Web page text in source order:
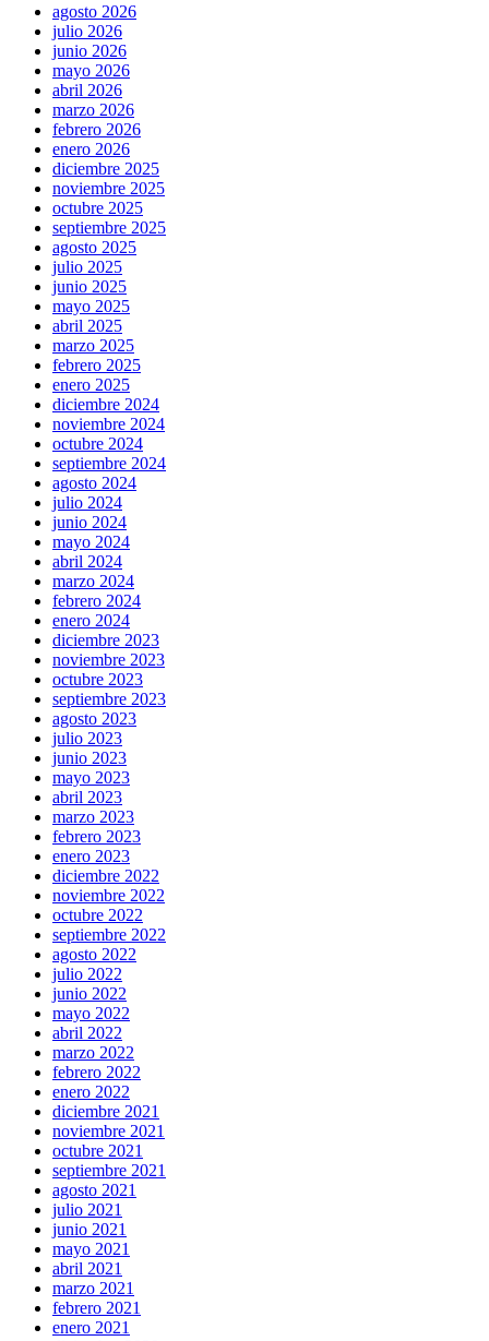
agosto 2026
julio 2026
junio 2026
mayo 2026
abril 2026
marzo 2026
febrero 2026
enero 2026
diciembre 2025
noviembre 2025
octubre 2025
septiembre 2025
agosto 2025
julio 2025
junio 2025
mayo 2025
abril 2025
marzo 2025
febrero 2025
enero 2025
diciembre 2024
noviembre 2024
octubre 2024
septiembre 2024
agosto 2024
julio 2024
junio 2024
mayo 2024
abril 2024
marzo 2024
febrero 2024
enero 2024
diciembre 2023
noviembre 2023
octubre 2023
septiembre 2023
agosto 2023
julio 2023
junio 2023
mayo 2023
abril 2023
marzo 2023
febrero 2023
enero 2023
diciembre 2022
noviembre 2022
octubre 2022
septiembre 2022
agosto 2022
julio 2022
junio 2022
mayo 2022
abril 2022
marzo 2022
febrero 2022
enero 2022
diciembre 2021
noviembre 2021
octubre 2021
septiembre 2021
agosto 2021
julio 2021
junio 2021
mayo 2021
abril 2021
marzo 2021
febrero 2021
enero 2021